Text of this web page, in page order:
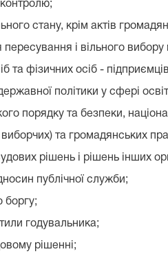
стану, крім актів
і вільного
та фізичних осіб -
політики у сфері
порядку та безпеки,
та громадянських
рішень і рішень інших
публічної служби;
боргу;
годувальника;
рішенні;